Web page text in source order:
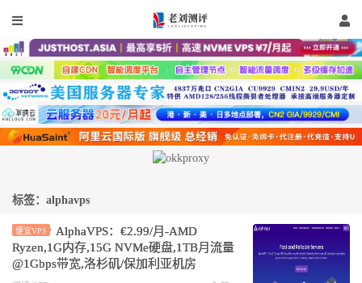
标签：alphavps
便宜VPS
AlphaVPS：€2.99/月-AMD
Ryzen,1G内存,15G NVMe硬盘,1TB月流量
@1Gbps带宽,洛杉矶/保加利亚机房